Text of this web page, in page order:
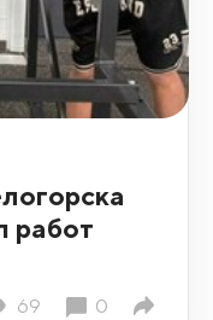
работ
69 0